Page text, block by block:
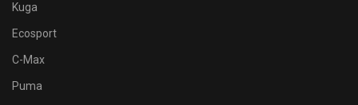
Kuga
Ecosport
C-Max
Puma